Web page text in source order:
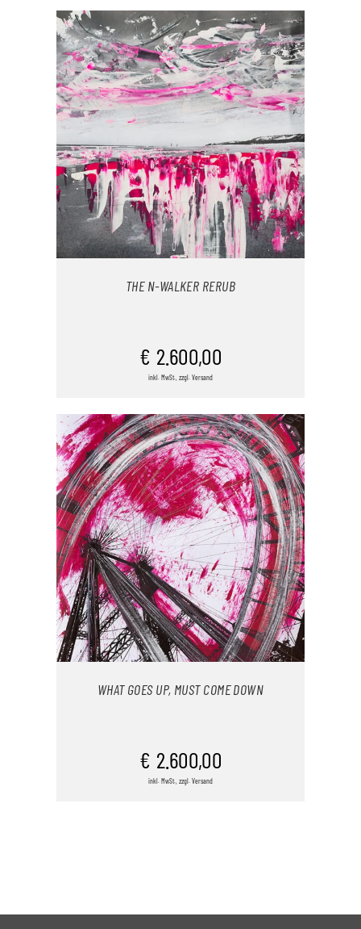
THE N-WALKER RERUB
€ 2.600,00
inkl. MwSt., zzgl. Versand
WHAT GOES UP, MUST COME DOWN
€ 2.600,00
inkl. MwSt., zzgl. Versand